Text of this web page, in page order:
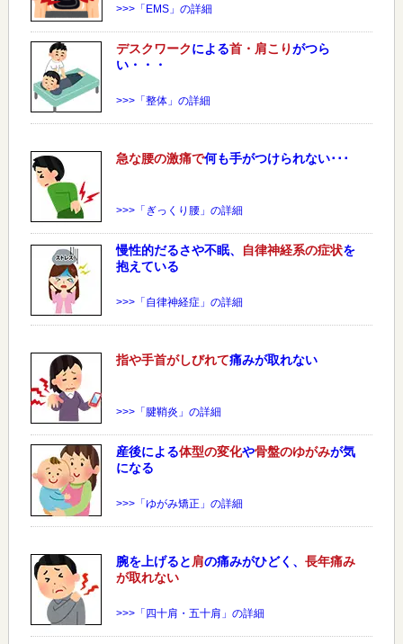
>>>「EMS」の詳細
デスクワークによる首・肩こりがつら
い・・・
>>>「整体」の詳細
急な腰の激痛で何も手がつけられない･･･
>>>「ぎっくり腰」の詳細
慢性的だるさや不眠、 自律神経系の症状を
抱えている
>>>「自律神経症」の詳細
指や手首がしびれて痛みが取れない
>>>「腱鞘炎」の詳細
産後による体型の変化や骨盤のゆがみが気
になる
>>>「ゆがみ矯正」の詳細
腕を上げると 肩の痛みがひどく、 長年痛み
が取れない
>>>「四十肩・五十肩」の詳細